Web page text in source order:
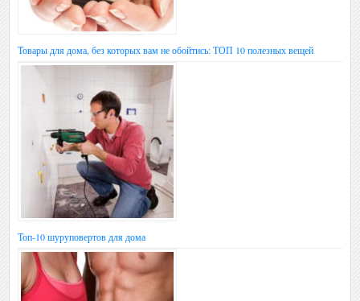
Товары для дома, без которых вам не обойтись: ТОП 10 полезных вещей
Топ-10 шуруповертов для дома